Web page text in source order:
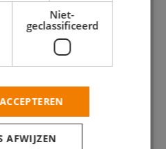
Niet-
geclassificeerd
AFWIJZEN